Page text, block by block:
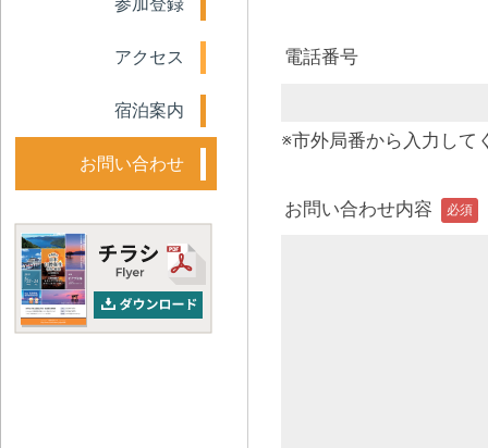
電話番号
※市外局番から入力し
お問い合わせ内容 必須
アクセス
宿泊案内
お問い合わせ